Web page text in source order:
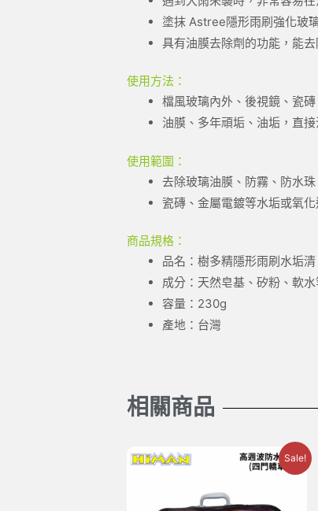
塗抹 Astree隱形雨刷強化玻
具有油膜去除劑的功能，能去
使用方法：
檔風玻璃內外、後視鏡、瓷
油膜、多年頑垢、油垢，直
使用範圍：
去除玻璃油膜、防霧、防水珠
瓷磚、金屬電鍍等水垢或氧
商品規格：
品名：樹多精隱形雨刷水垢清
成分：天然皂基、矽粉、軟
容量：230g
產地：台灣
相關商品
Sale!